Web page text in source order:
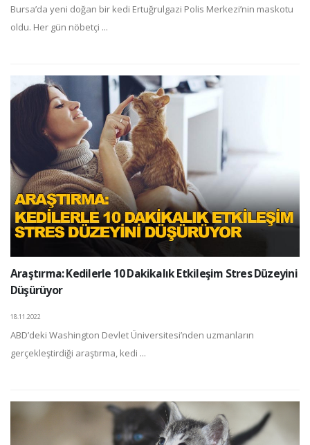
Bursa’da yeni doğan bir kedi Ertuğrulgazi Polis Merkezi’nin maskotu
oldu. Her gün nöbetçi ...
Araştırma: Kedilerle 10 Dakikalık Etkileşim Stres Düzeyini
Düşürüyor
18.11.2022
ABD’deki Washington Devlet Üniversitesi’nden uzmanların
gerçekleştirdiği araştırma, kedi ...